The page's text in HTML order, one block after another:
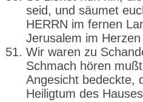
seid, und säumet
HERRN im fernen
Jerusalem im
Wir waren zu
Schmach hören
Angesicht bedeckte,
Heiligtum des